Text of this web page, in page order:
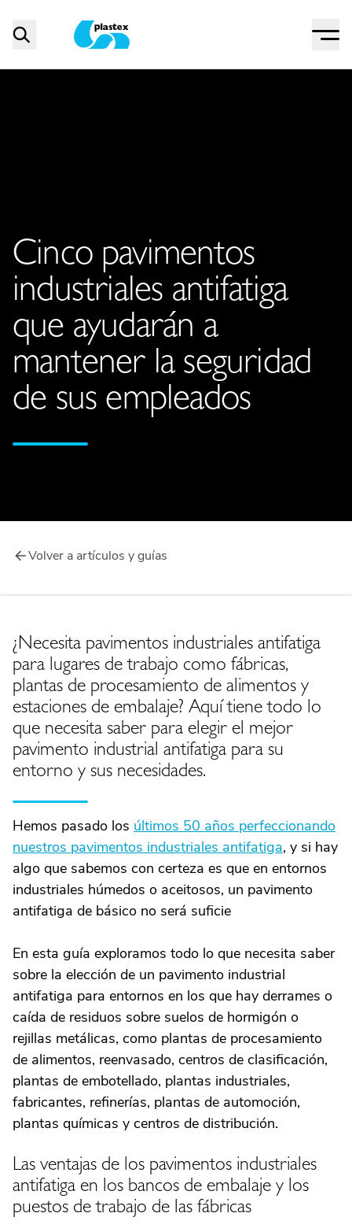
Menu
Cinco pavimentos
industriales antifatiga
que ayudarán a
mantener la seguridad
de sus empleados
Volver a artículos y guías
¿Necesita pavimentos industriales antifatiga
para lugares de trabajo como fábricas,
plantas de procesamiento de alimentos y
estaciones de embalaje? Aquí tiene todo lo
que necesita saber para elegir el mejor
pavimento industrial antifatiga para su
entorno y sus necesidades.
Hemos pasado los últimos 50 años perfeccionando
nuestros pavimentos industriales antifatiga, y si hay
algo que sabemos con certeza es que en entornos
industriales húmedos o aceitosos, un pavimento
antifatiga de básico no será suficie
En esta guía exploramos todo lo que necesita saber
sobre la elección de un pavimento industrial
antifatiga para entornos en los que hay derrames o
caída de residuos sobre suelos de hormigón o
rejillas metálicas, como plantas de procesamiento
de alimentos, reenvasado, centros de clasificación,
plantas de embotellado, plantas industriales,
fabricantes, refinerías, plantas de automoción,
plantas químicas y centros de distribución.
Las ventajas de los pavimentos industriales
antifatiga en los bancos de embalaje y los
puestos de trabajo de las fábricas